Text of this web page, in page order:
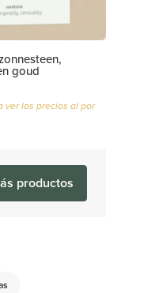
goud
ver los precios al por
productos